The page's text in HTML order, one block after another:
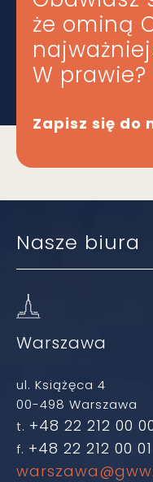
że ominą
W prawie?
Zapisz się do
Nasze biura
Warszawa
ul. Książęca 4
00-498 Warszawa
t. +48 22 212 00
f. +48 22 212 00 01